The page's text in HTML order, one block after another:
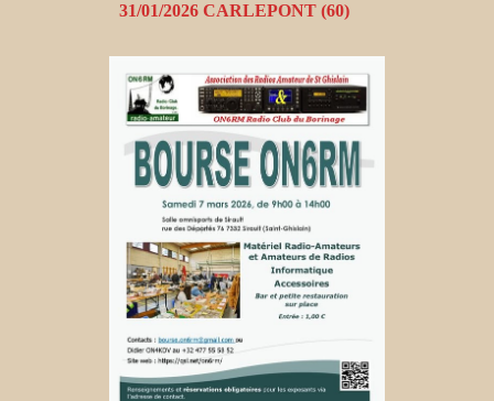
31/01/2026 CARLEPONT (60)